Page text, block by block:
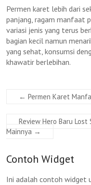
Permen karet lebih dari
panjang, ragam manfaat
variasi jenis yang terus
bagian kecil namun
yang sehat, konsumsi
khawatir berlebihan.
← Permen Karet
Review Hero Baru Lost
Mainnya →
Contoh Widget
Ini adalah contoh widget